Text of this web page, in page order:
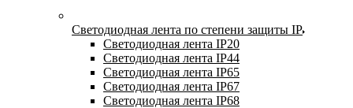
Светодиодная лента по степени защиты IP
Светодиодная лента IP20
Светодиодная лента IP44
Светодиодная лента IP65
Светодиодная лента IP67
Светодиодная лента IP68